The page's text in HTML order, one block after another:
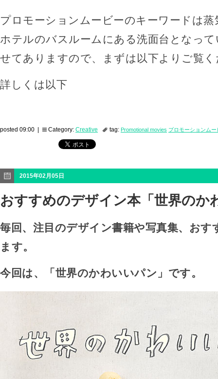
プロモーションムービーのキーワードは蒸
ホテルのバスルームにある洗面台となっ
せてありますので、まずは以下よりご覧
詳しくは以下
posted 09:00 | Category: Creative tag: Promotional movies プロモーションムー
2015年02月05日
おすすめのデザイン本「世界のか
毎回、注目のデザイン書籍や写真集、おす
ます。
今回は、「世界のかわいいパン」です。